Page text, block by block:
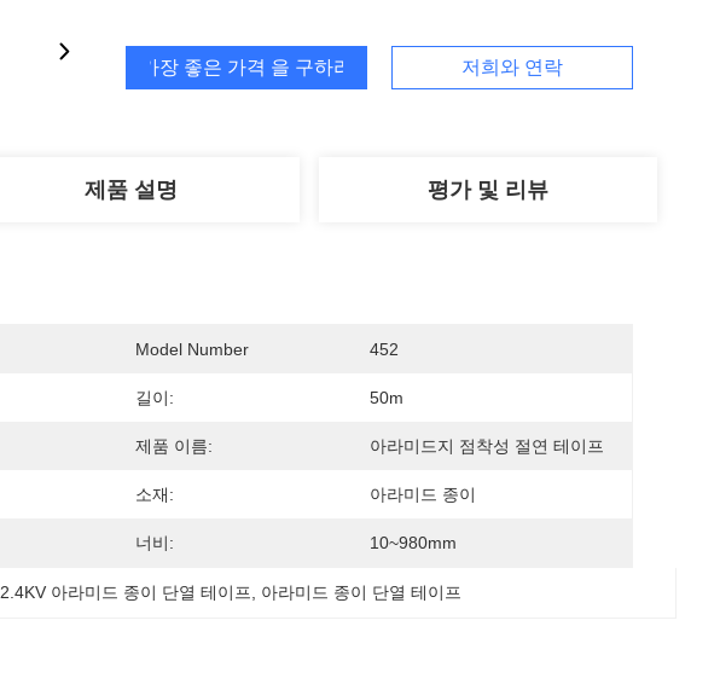
가장 좋은 가격 을 구하라 저희와 연락
제품 설명 평가 및 리뷰
Model Number 452
길이: 50m
제품 이름: 아라미드지 점착성 절연 테이프
소재: 아라미드 종이
너비: 10~980mm
2.4KV 아라미드 종이 단열 테이프 아라미드 종이 단열 테이프